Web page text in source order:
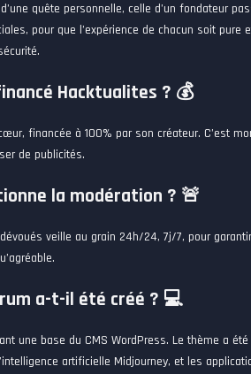
quête personnelle, celle d’un fondateur
pour que l’expérience de chacun soit pure
Hacktualites ? 💰
financée à 100% par son créateur. C’est
de publicités.
la modération ? 🚨
veille au grain 24h/24, 7j/7, pour
a-t-il été créé ? 💻
une base du CMS WordPress. Le thème a
artificielle Midjourney, et les